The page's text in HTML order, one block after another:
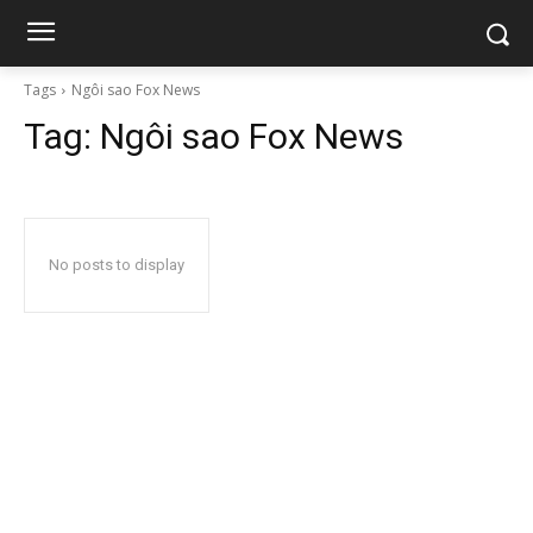
Tags Ngôi sao Fox News
Tag: Ngôi sao Fox News
No posts to display